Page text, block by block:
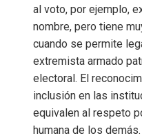
al voto, por ejemplo,
nombre, pero tiene
cuando se permite
extremista armado
electoral. El
inclusión en las
equivalen al respeto
humana de los demás.